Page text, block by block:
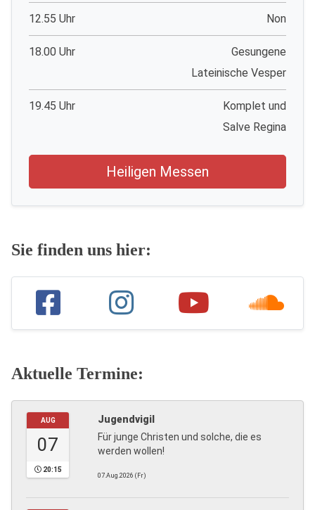
12.55 Uhr Non
18.00 Uhr
Gesungene
Lateinische Vesper
19.45 Uhr
Komplet und
Salve Regina
Heiligen Messen
Sie finden uns hier:
Aktuelle Termine:
AUG
07
20:15
Jugendvigil
Für junge Christen und solche, die es
werden wollen!
07.Aug.2026 (Fr)